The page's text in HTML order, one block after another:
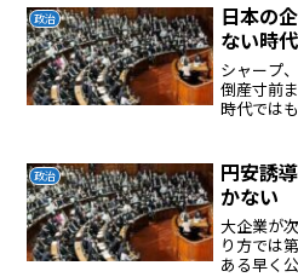
る
政治
日本の
ない時代
シャープ
倒産寸前
時代では
なったの
る。自動
政治
円安誘
かない
大企業が
り方では
ある早く